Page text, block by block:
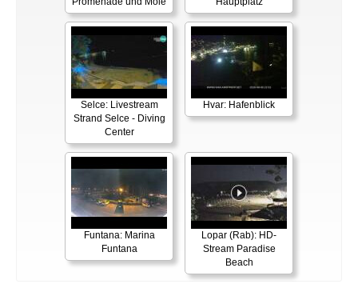
Selce: Livestream
Strand Selce - Diving
Center
Hvar: Hafenblick
Funtana: Marina
Funtana
Lopar (Rab): HD-
Stream Paradise
Beach